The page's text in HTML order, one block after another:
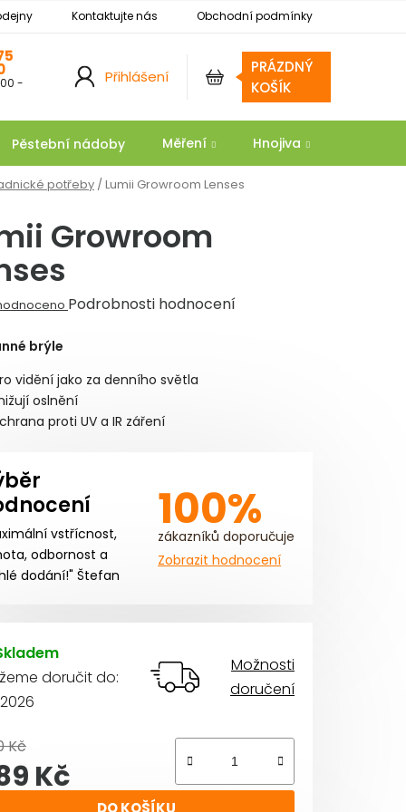
Kontaktujte nás
Obchodní podmínky
-
Přihlášení
NÁKUPNÍ
KOŠÍK
PRÁZDNÝ
KOŠÍK
Pěstební nádoby Měření Hnojiva
potřeby /Lumii Growroom Lenses
Growroom
Podrobnosti hodnocení
brýle
vidění jako za denního světla
oslnění
proti UV a IR záření
vstřícnost,
odbornost a
dodání!" Štefan
100%
zákazníků doporučuje
Zobrazit hodnocení
doručit do:
Možnosti
doručení
Kč
Kč
DO KOŠÍKU